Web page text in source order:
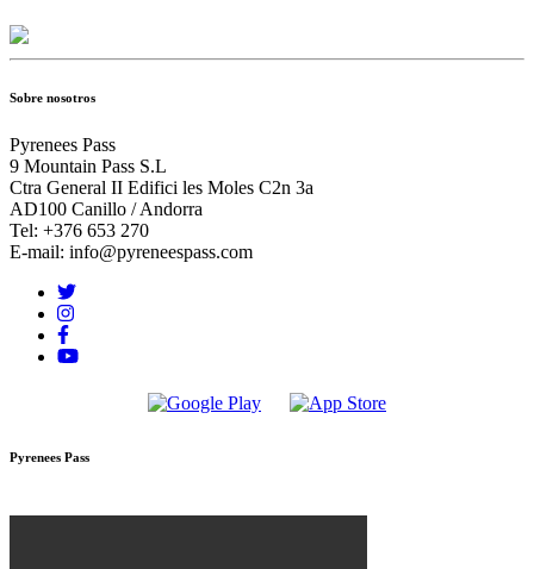
Sobre nosotros
Pyrenees Pass
9 Mountain Pass S.L
Ctra General II Edifici les Moles C2n 3a
AD100 Canillo / Andorra
Tel: +376 653 270
E-mail: info@pyreneespass.com
Pyrenees Pass